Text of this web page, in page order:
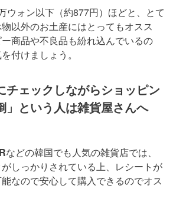
ウォン以下（約877円）ほどと、とて
以外のお土産にはとってもオスス
商品や不良品も紛れ込んでいるの
付けましょう。
チェックしながらショッピン
」という人は雑貨屋さんへ
などの韓国でも人気の雑貨店では、
しっかりされている上、レシートが
なので安心して購入できるのでオス